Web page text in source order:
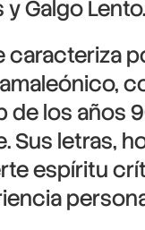
y Galgo Lento.
caracteriza
de los años
Sus letras,
espíritu